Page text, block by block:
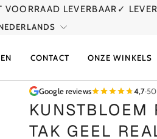
LEVERBAAR ✓
CONTACT ONZE WINKELS
Google reviews 4,7·
KUNSTBLOEM
TAK GEEL